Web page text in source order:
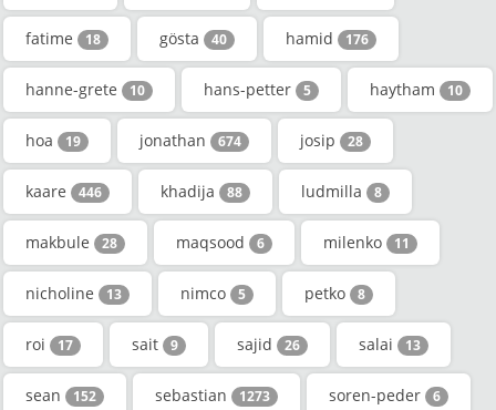
fatime 18 gösta 40 hamid 176
hanne-grete 10 hans-petter 5 haytham 10
hoa 19 jonathan 674 josip 28
kaare 446 khadija 88 ludmilla 8
makbule 28 maqsood 6 milenko 11
nicholine 13 nimco 5 petko 8
roi 17 sait 9 sajid 26 salai 13
sean 152 sebastian 1273 soren-peder 6